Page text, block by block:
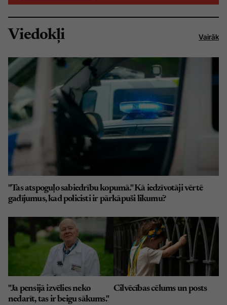
Viedokļi Vairāk
"Tas atspoguļo sabiedrību kopumā." Kā iedzīvotāji vērtē
gadījumus, kad policisti ir pārkāpuši likumu?
"Ja pensijā izvēlies neko
nedarīt, tas ir beigu sākums."
Cilvēcības cēlums un posts